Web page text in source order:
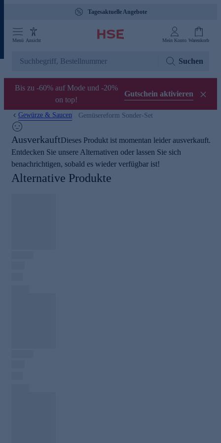
Tagesaktuelle Angebote
Menü Ansicht Mein Konto Warenkorb
Suchen
Bis zu -60% auf Mode und -20%
on top!
Gutschein aktivieren
Gewürze & Saucen Gemüsereform Sonder-Set
AusverkauftDieses Produkt ist momentan leider ausverkauft.
Entdecken Sie unsere Alternativen oder lassen Sie sich
benachrichtigen, sobald es wieder verfügbar ist!
Alternative Produkte